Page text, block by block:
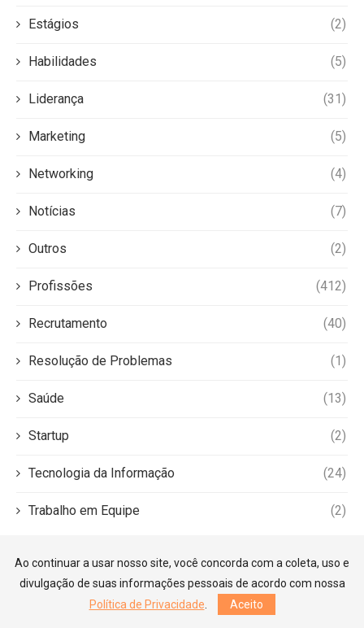
Estágios (2)
Habilidades (5)
Liderança (31)
Marketing (5)
Networking (4)
Notícias (7)
Outros (2)
Profissões (412)
Recrutamento (40)
Resolução de Problemas (1)
Saúde (13)
Startup (2)
Tecnologia da Informação (24)
Trabalho em Equipe (2)
©2026 — Guia Carreiras. Todos os direitos reservados.
Ao continuar a usar nosso site, você concorda com a coleta, uso e
divulgação de suas informações pessoais de acordo com nossa
Política de Privacidade
Aceito